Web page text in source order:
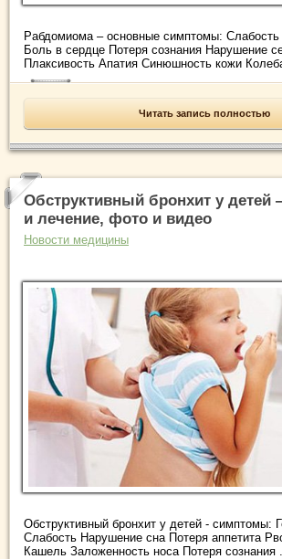
Рабдомиома – основные симптомы:
Боль в сердце Потеря сознания Нарушение
Плаксивость Апатия Синюшность кожи
Читать запись полностью
Обструктивный бронхит у
и лечение, фото и видео
Новости медицины
Обструктивный бронхит у детей - симптомы:
Слабость Нарушение сна Потеря аппетита
Кашель Заложенность носа Потеря сознания